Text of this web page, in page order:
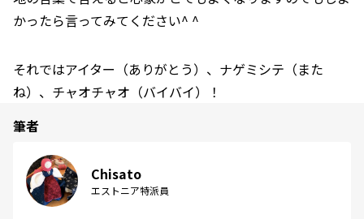
かったら言ってみてください^ ^
それではアイター（ありがとう）、ナゲミシテ（また
ね）、チャオチャオ（バイバイ）！
筆者
Chisato
エストニア特派員